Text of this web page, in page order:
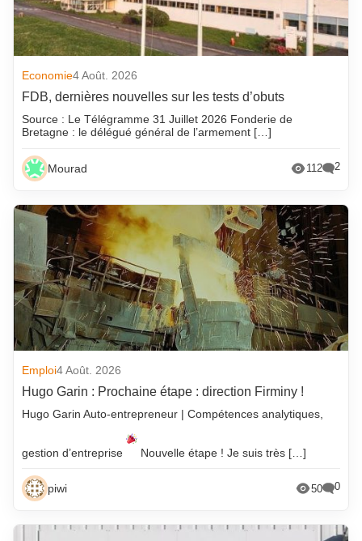
Economie4 Août. 2026
FDB, dernières nouvelles sur les tests d’obuts
Source : Le Télégramme 31 Juillet 2026 Fonderie de
Bretagne : le délégué général de l’armement […]
Mourad 112 2
Emploi4 Août. 2026
Hugo Garin : Prochaine étape : direction Firminy !
Hugo Garin Auto-entrepreneur | Compétences analytiques,
gestion d’entreprise Nouvelle étape ! Je suis très […]
piwi 50 0